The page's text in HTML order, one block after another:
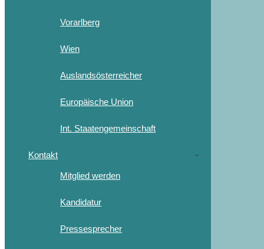
Vorarlberg
Wien
Auslandsösterreicher
Europäische Union
Int. Staatengemeinschaft
Kontakt
Mitglied werden
Kandidatur
Pressesprecher